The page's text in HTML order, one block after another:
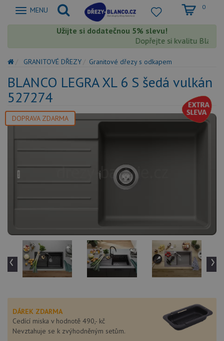
Zobrazit
MENU 0
Užijte si dodatečnou 5% slevu!
Dopřejte si kvalitu Blanco
GRANITOVÉ DŘEZY Granitové dřezy s odkapem
BLANCO LEGRA XL 6 S šedá vulkán
527274
DOPRAVA ZDARMA
‹ ›
DÁREK ZDARMA
Cedící miska v hodnotě 490,- kč
Nevztahuje se k zvýhodněným setům.